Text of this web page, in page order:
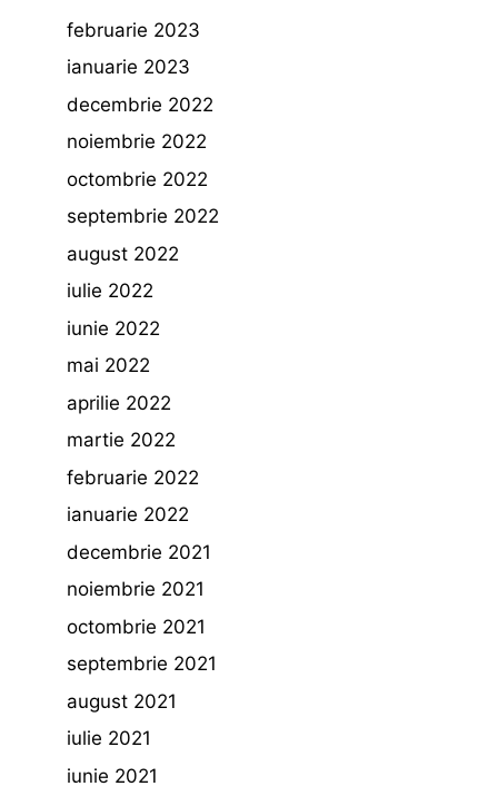
februarie 2023
ianuarie 2023
decembrie 2022
noiembrie 2022
octombrie 2022
septembrie 2022
august 2022
iulie 2022
iunie 2022
mai 2022
aprilie 2022
martie 2022
februarie 2022
ianuarie 2022
decembrie 2021
noiembrie 2021
octombrie 2021
septembrie 2021
august 2021
iulie 2021
iunie 2021